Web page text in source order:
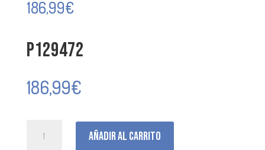
186,99€
P129472
186,99€
Añadir al carrito